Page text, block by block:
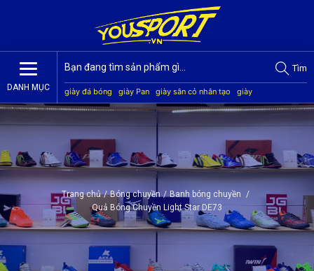
DANH MỤC
Tìm
giày đá bóng giày Pan giày sân cỏ nhân tạo
giày
Jogarbola
giày Mitre giày Akka quần áo bóng đá
giày
Trang chủ / Bóng chuyền / Banh bóng chuyền /
Quả Bóng Chuyền Light Star DE73